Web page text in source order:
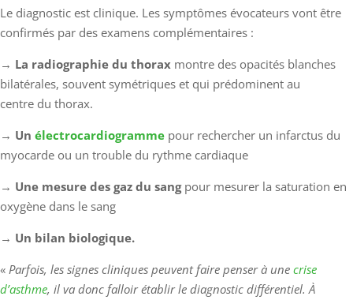
Le diagnostic est clinique. Les symptômes évocateurs vont être
confirmés par des examens complémentaires :
→ La radiographie du thorax montre des opacités blanches
bilatérales, souvent symétriques et qui prédominent au
centre du thorax.
→ Un électrocardiogramme pour rechercher un infarctus du
myocarde ou un trouble du rythme cardiaque
→ Une mesure des gaz du sangpour mesurer la saturation en
oxygène dans le sang
→ Un bilan biologique.
« Parfois, les signes cliniques peuvent faire penser à une crise
d’asthme, il va donc falloir établir le diagnostic différentiel. À